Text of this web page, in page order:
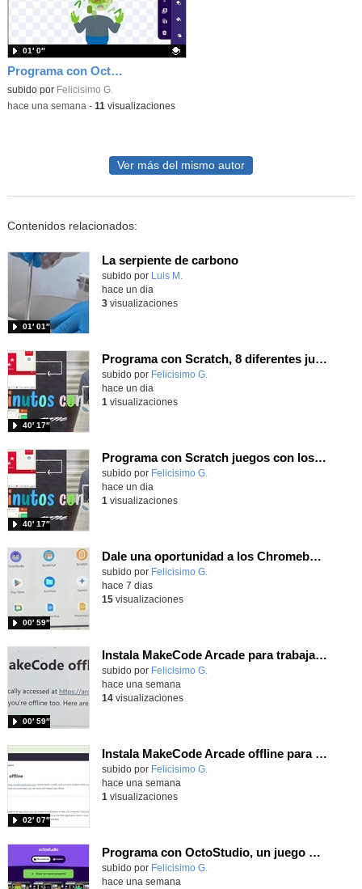
Programa con OctoStudio, un juego homenajeando al House of the dead con Zombies
Contenido educativo.
subido por Felicisimo G.
01′ 0″
-hace una semana - 11 visualizaciones
Ver más del mismo autor
Contenidos relacionados:
La serpiente de carbono
Contenido educativo.
subido por Luis M.
01′ 01″
hace un dia
3visualizaciones
Programa con Scratch, 8 diferentes juegos para vivir la emoción de los partidos de España en el mundial 2026
Contenido educativo.
subido por Felicisimo G.
40′ 17″
hace un dia
1 visualizaciones
Programa con Scratch juegos con los partidos del mundial 2026 ganados por España
Contenido educativo.
subido por Felicisimo G.
40′ 17″
hace un dia
1 visualizaciones
Dale una oportunidad a los Chromebooks y utiliza un proyector para realizar talleres si no tienes pantallas táctiles
Contenido educativo.
subido por Felicisimo G.
00′ 59″
hace 7 dias
15visualizaciones
Instala MakeCode Arcade para trabajar offline en tu tablet, ordenador, Chromebook
Contenido educativo.
subido por Felicisimo G.
00′ 59″
hace una semana
14visualizaciones
Instala MakeCode Arcade offline para programar grandes juegos sin necesidad de Internet
Contenido educativo.
subido por Felicisimo G.
02′ 07″
hace una semana
1 visualizaciones
Programa con OctoStudio, un juego de disparos contra Zombies con un cargador basado en el House of the dead
Contenido educativo.
subido por Felicisimo G.
hace una semana